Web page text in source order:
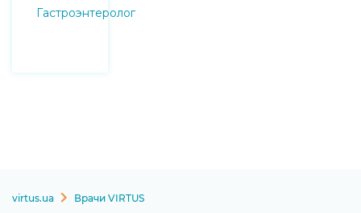
Гастроэнтеролог
virtus.ua Врачи VIRTUS